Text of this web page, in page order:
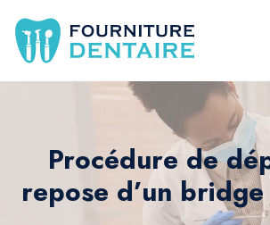
Procédure de
repose d’un